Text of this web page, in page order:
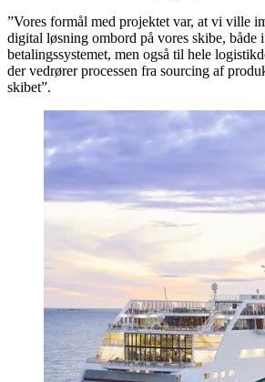
”Vores formål med projektet var, at vi ville
digital løsning ombord på vores skibe, både
betalingssystemet, men også til hele
der vedrører processen fra sourcing af
skibet”.